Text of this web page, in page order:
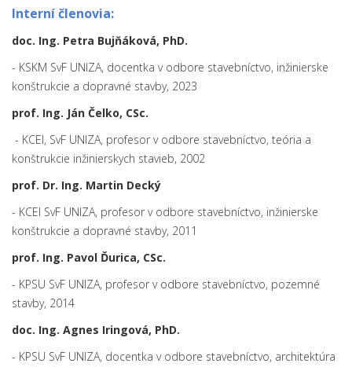
Interní členovia:
doc. Ing. Petra Bujňáková, PhD.
- KSKM SvF UNIZA, docentka v odbore stavebníctvo, inžinierske
konštrukcie a dopravné stavby, 2023
prof. Ing. Ján Čelko, CSc.
- KCEI, SvF UNIZA, profesor v odbore stavebníctvo, teória a
konštrukcie inžinierskych stavieb, 2002
prof. Dr. Ing. Martin Decký
- KCEI SvF UNIZA, profesor v odbore stavebníctvo, inžinierske
konštrukcie a dopravné stavby, 2011
prof. Ing. Pavol Ďurica, CSc.
- KPSU SvF UNIZA, profesor v odbore stavebníctvo, pozemné
stavby, 2014
doc. Ing. Agnes Iringová, PhD.
- KPSU SvF UNIZA, docentka v odbore stavebníctvo, architektúra